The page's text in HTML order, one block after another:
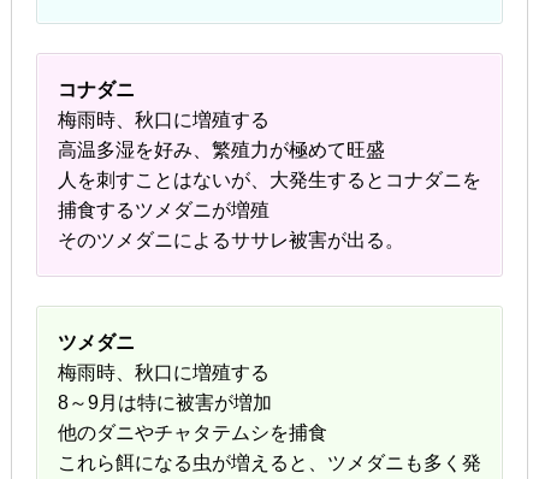
コナダニ
梅雨時、秋口に増殖する
高温多湿を好み、繁殖力が極めて旺盛
人を刺すことはないが、大発生するとコナダニを
捕食するツメダニが増殖
そのツメダニによるササレ被害が出る。
ツメダニ
梅雨時、秋口に増殖する
8～9月は特に被害が増加
他のダニやチャタテムシを捕食
これら餌になる虫が増えると、ツメダニも多く発